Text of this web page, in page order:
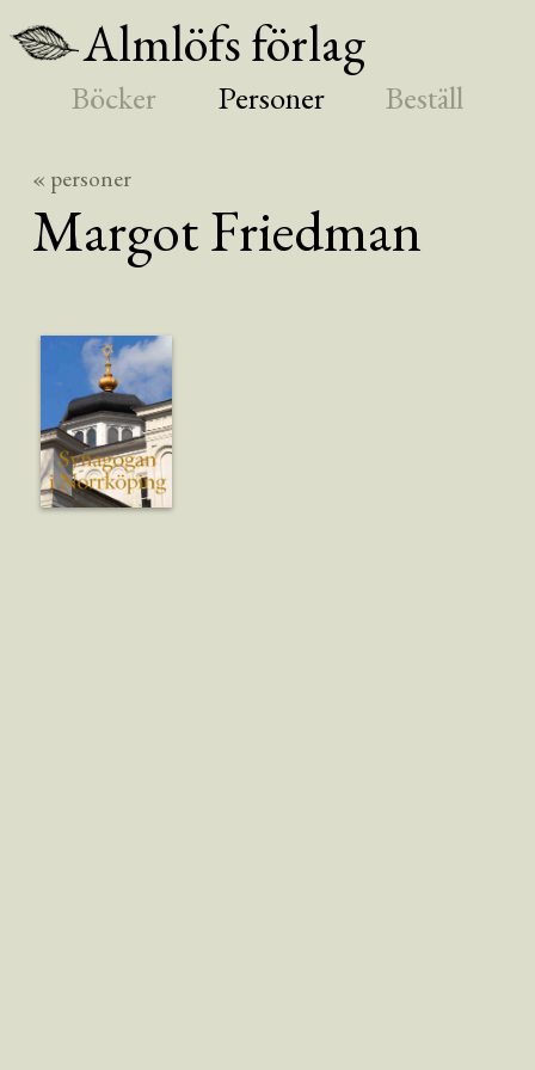
Almlöfs förlag
Böcker Personer Beställ
« personer
MargotFriedman